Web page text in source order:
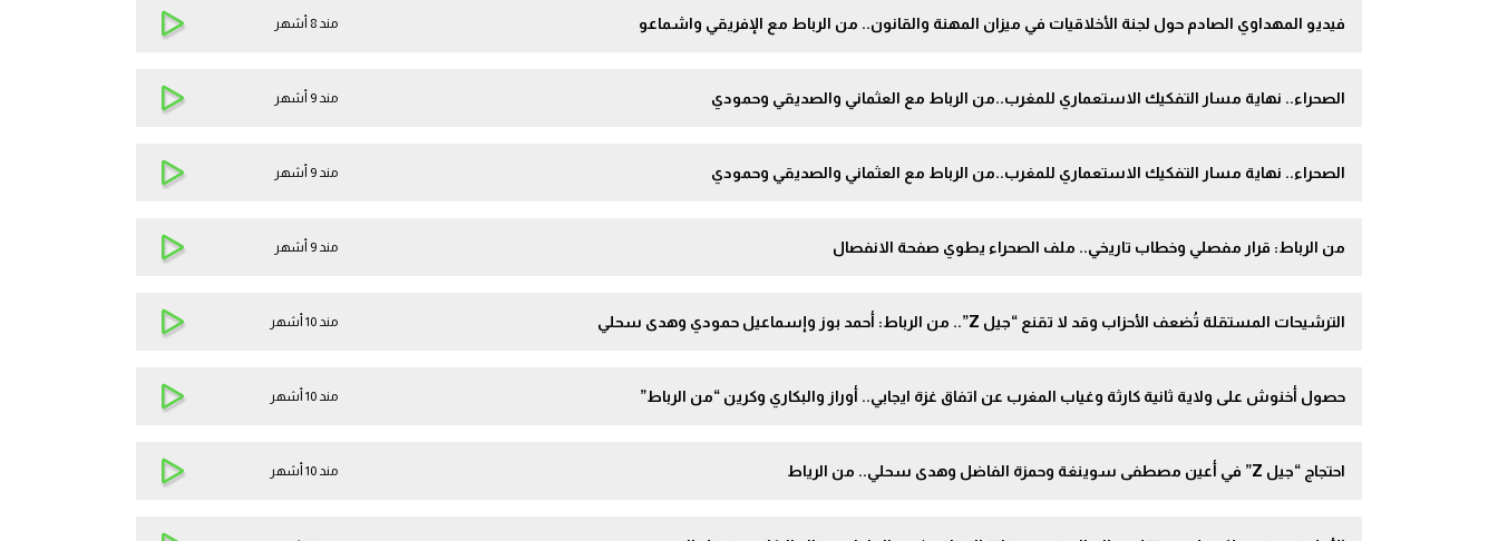
فيديو المهداوي الصادم حول لجنة الأخلاقيات في ميزان المهنة والقانون.. من الرباط مع الإفريقي واشماعو مند 8 أشهر
الصحراء.. نهاية مسار التفكيك الاستعماري للمغرب..من الرباط مع العثماني والصديقي وحمودي مند 9 أشهر
الصحراء.. نهاية مسار التفكيك الاستعماري للمغرب..من الرباط مع العثماني والصديقي وحمودي مند 9 أشهر
من الرباط: قرار مفصلي وخطاب تاريخي.. ملف الصحراء يطوي صفحة الانفصال مند 9 أشهر
الترشيحات المستقلة تُضعف الأحزاب وقد لا تقنع “جيل Z”.. من الرباط: أحمد بوز وإسماعيل حمودي وهدى سحلي مند 10 أشهر
حصول أخنوش على ولاية ثانية كارثة وغياب المغرب عن اتفاق غزة ايجابي.. أوراز والبكاري وكرين “من الرباط” مند 10 أشهر
احتجاج “جيل Z” في أعين مصطفى سوينغة وحمزة الفاضل وهدى سحلي.. من الرياط مند 10 أشهر